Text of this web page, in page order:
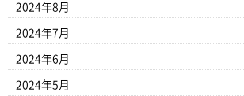
2024年8月
2024年7月
2024年6月
2024年5月